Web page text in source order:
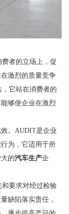
者的立场上，促
激烈的质量竞争
它站在消费者的
够使企业在激烈
。AUDIT是企业
为，它适用于所
的汽车生产企
要求对经过检验
缺陷落实责任，